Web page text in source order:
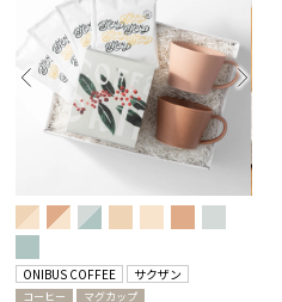
ONIBUS COFFEE サクザン
コーヒー マグカップ